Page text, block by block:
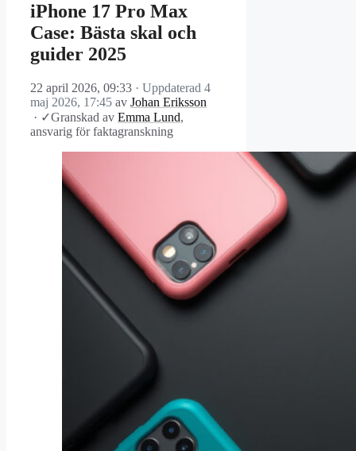
iPhone 17 Pro Max
Case: Bästa skal och
guider 2025
22 april 2026, 09:33 · Uppdaterad 4
maj 2026, 17:45 av Johan Eriksson
· ✓Granskad av Emma Lund,
ansvarig för faktagranskning